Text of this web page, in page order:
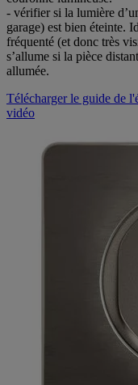
- vérifier si la lumière
garage) est bien éteinte.
fréquenté (et donc très
s’allume si la pièce
allumée.
Télécharger le guide de
vidéo